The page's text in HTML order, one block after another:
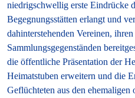
niedrigschwellig erste Eindrücke
Begegnungsstätten erlangt und
dahinterstehenden Vereinen,
Sammlungsgegenständen
die öffentliche Präsentation der
Heimatstuben erweitern und die
Geflüchteten aus den ehemaligen